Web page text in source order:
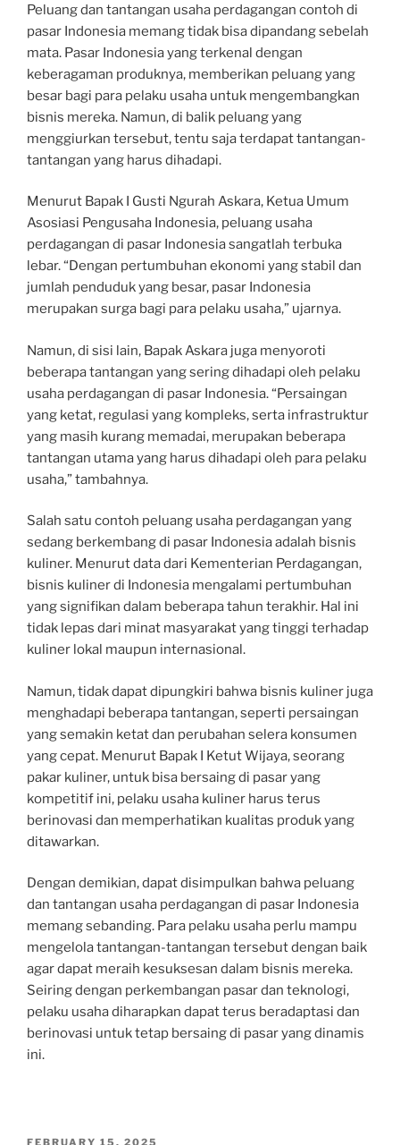
Peluang dan tantangan usaha perdagangan contoh di
pasar Indonesia memang tidak bisa dipandang sebelah
mata. Pasar Indonesia yang terkenal dengan
keberagaman produknya, memberikan peluang yang
besar bagi para pelaku usaha untuk mengembangkan
bisnis mereka. Namun, di balik peluang yang
menggiurkan tersebut, tentu saja terdapat tantangan-
tantangan yang harus dihadapi.
Menurut Bapak I Gusti Ngurah Askara, Ketua Umum
Asosiasi Pengusaha Indonesia, peluang usaha
perdagangan di pasar Indonesia sangatlah terbuka
lebar. “Dengan pertumbuhan ekonomi yang stabil dan
jumlah penduduk yang besar, pasar Indonesia
merupakan surga bagi para pelaku usaha,” ujarnya.
Namun, di sisi lain, Bapak Askara juga menyoroti
beberapa tantangan yang sering dihadapi oleh pelaku
usaha perdagangan di pasar Indonesia. “Persaingan
yang ketat, regulasi yang kompleks, serta infrastruktur
yang masih kurang memadai, merupakan beberapa
tantangan utama yang harus dihadapi oleh para pelaku
usaha,” tambahnya.
Salah satu contoh peluang usaha perdagangan yang
sedang berkembang di pasar Indonesia adalah bisnis
kuliner. Menurut data dari Kementerian Perdagangan,
bisnis kuliner di Indonesia mengalami pertumbuhan
yang signifikan dalam beberapa tahun terakhir. Hal ini
tidak lepas dari minat masyarakat yang tinggi terhadap
kuliner lokal maupun internasional.
Namun, tidak dapat dipungkiri bahwa bisnis kuliner juga
menghadapi beberapa tantangan, seperti persaingan
yang semakin ketat dan perubahan selera konsumen
yang cepat. Menurut Bapak I Ketut Wijaya, seorang
pakar kuliner, untuk bisa bersaing di pasar yang
kompetitif ini, pelaku usaha kuliner harus terus
berinovasi dan memperhatikan kualitas produk yang
ditawarkan.
Dengan demikian, dapat disimpulkan bahwa peluang
dan tantangan usaha perdagangan di pasar Indonesia
memang sebanding. Para pelaku usaha perlu mampu
mengelola tantangan-tantangan tersebut dengan baik
agar dapat meraih kesuksesan dalam bisnis mereka.
Seiring dengan perkembangan pasar dan teknologi,
pelaku usaha diharapkan dapat terus beradaptasi dan
berinovasi untuk tetap bersaing di pasar yang dinamis
ini.
POSTED
FEBRUARY 15, 2025